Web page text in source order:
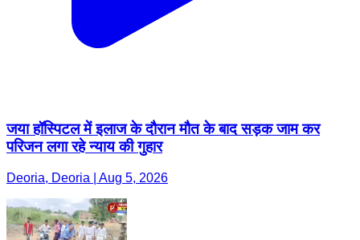
जया हॉस्पिटल में इलाज के दौरान मौत के बाद सड़क जाम कर
परिजन लगा रहे न्याय की गुहार
Deoria, Deoria | Aug 5, 2026